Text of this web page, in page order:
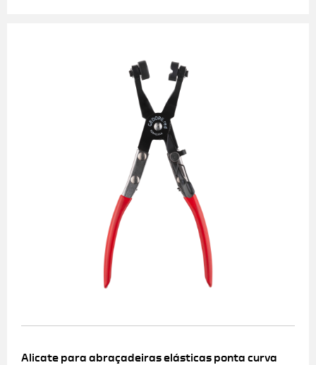
Alicate para abraçadeiras elásticas ponta curva